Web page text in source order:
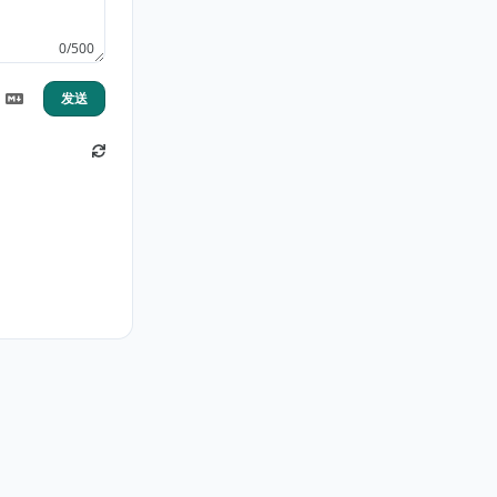
0/500
发送